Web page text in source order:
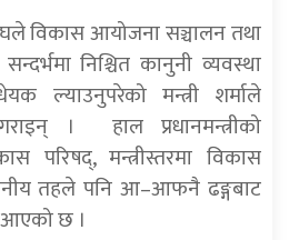
विकास आयोजना सञ्चालन तथा
निश्चित कानुनी व्यवस्था
ल्याउनुपरेको मन्त्री शर्माले
। हाल प्रधानमन्त्रीको
परिषद्, मन्त्रीस्तरमा विकास
तहले पनि आ–आफनै ढङ्गबाट
छ ।